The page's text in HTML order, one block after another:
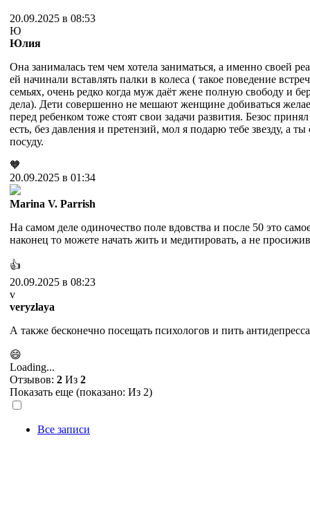
20.09.2025 в 08:53
Ю
Юлия
Она занималась тем чем хотела заниматься, а именно своей
ей начинали вставлять палки в колеса ( такое поведение
семьях, очень редко когда муж даёт жене полную свободу и
дела). Дети совершенно не мешают женщине добиваться
перед ребенком тоже стоят свои задачи развития. Безос
есть, без давления и претензий, мол я подарю тебе звезду, а
посуду.
🧡
20.09.2025 в 01:34
Marina V. Parrish
На самом деле одиночество поле вдовства и после 50 это
наконец то можете начать жить и медитировать, а не
👍
20.09.2025 в 08:23
v
veryzlaya
А также бесконечно посещать психологов и пить
😄
Loading...
Отзывов: 2 Из 2
Показать еще (показано: Из 2)
Все записи